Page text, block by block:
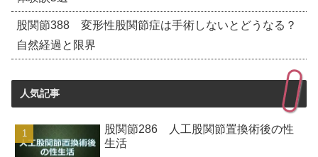
股関節388 変形性股関節症は手術しないとどうなる？
自然経過と限界
人気記事
股関節286 人工股関節置換術後の性
生活